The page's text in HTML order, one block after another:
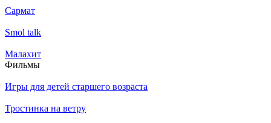
Сармат
Smol talk
Малахит
Филь­мы
Игры для детей старшего возраста
Тростинка на ветру